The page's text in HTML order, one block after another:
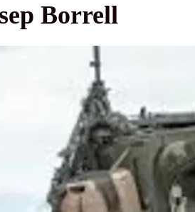
Borrell